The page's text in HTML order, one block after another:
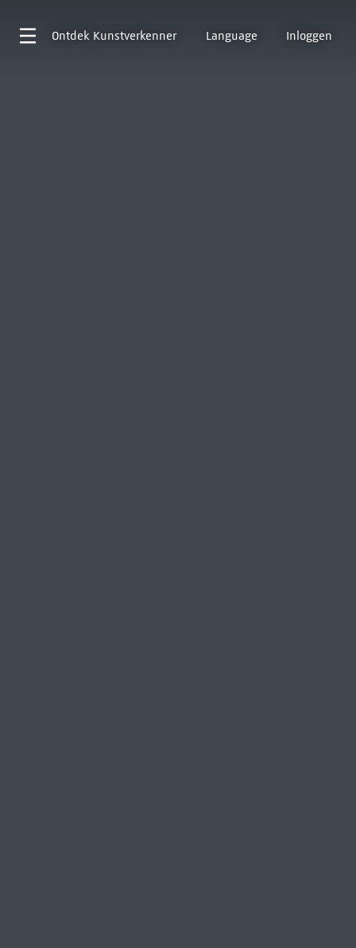
Ontdek Kunstverkenner Language Inloggen